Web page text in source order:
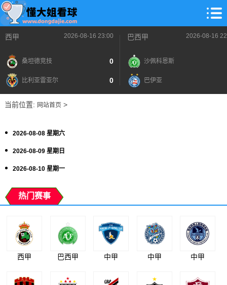
西甲 2026-08-16 23:00
桑坦德竞技 0
比利亚雷亚尔 0
巴西甲 2026-08-16
沙佩科恩斯
巴伊亚
当前位置: 网站首页>
2026-08-08 星期六
2026-08-09 星期日
2026-08-10 星期一
热门赛事
西甲 巴西甲 中甲 中甲 中甲